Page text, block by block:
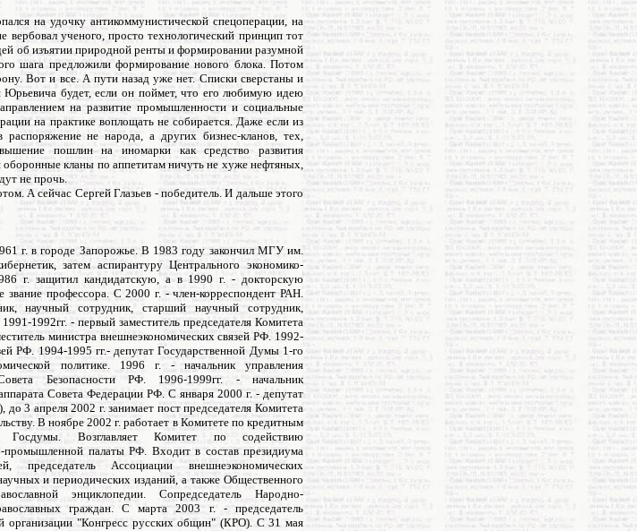
на удочку антикоммунистической спецоперации, на
ученого, просто технологический принцип тот
об изъятии природной ренты и формировании разумной
шага предложили формирование нового блока. Потом
Вот и все. А пути назад уже нет. Списки сверстаны и
будет, если он поймет, что его любимую идею
на развитие промышленности и социальные
на практике воплощать не собирается. Даже если из
не народа, а других бизнес-кланов, тех,
пошлин на иномарки как средство развития
кланы по аппетитам ничуть не хуже нефтяных,
не прочь.
А сейчас Сергей Глазьев - победитель. И дальше этого
г. в городе Запорожье. В 1983 году закончил МГУ им.
затем аспирантуру Центрального экономико-
г. защитил кандидатскую, а в 1990 г. - докторскую
профессора. С 2000 г. - член-корреспондент РАН.
научный сотрудник, старший научный сотрудник,
1992гг. - первый заместитель председателя Комитета
министра внешнеэкономических связей РФ. 1992-
РФ. 1994-1995 гг.- депутат Государственной Думы 1-го
политике. 1996 г. - начальник управления
Безопасности РФ. 1996-1999гг. - начальник
Совета Федерации РФ. С января 2000 г. - депутат
3 апреля 2002 г. занимает пост председателя Комитета
В ноябре 2002 г. работает в Комитете по кредитным
Возглавляет Комитет по содействию
промышленной палаты РФ. Входит в состав президиума
председатель Ассоциации внешнеэкономических
и периодических изданий, а также Общественного
энциклопедии. Сопредседатель Народно-
граждан. С марта 2003 г. - председатель
организации "Конгресс русских общин" (КРО). С 31 мая